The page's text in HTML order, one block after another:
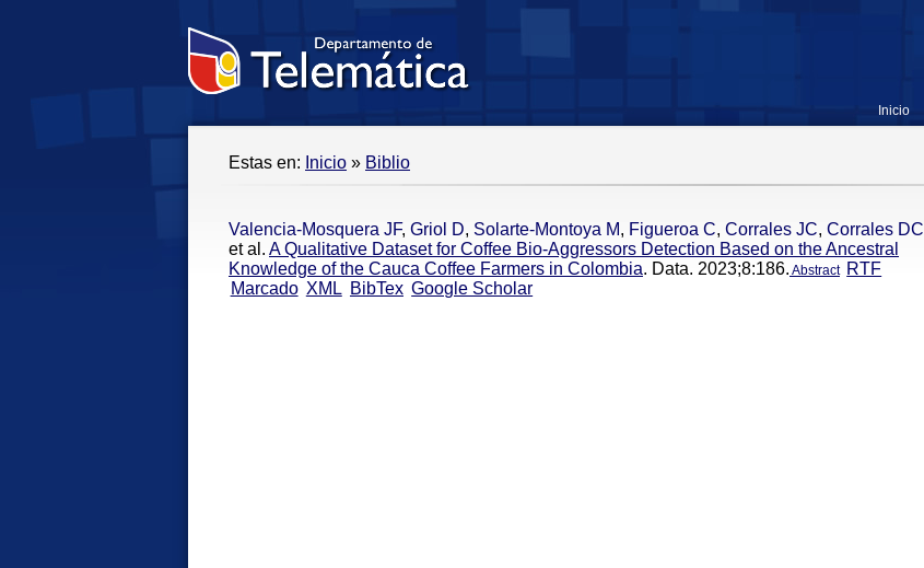
Inicio
Estas en: Inicio » Biblio
Valencia-Mosquera JF, Griol D, Solarte-Montoya M, Figueroa C, Corrales JC, Corrales DC
et al. A Qualitative Dataset for Coffee Bio-Aggressors Detection Based on the Ancestral
Knowledge of the Cauca Coffee Farmers in Colombia. Data. 2023;8:186. Abstract RTF
Marcado XML BibTex Google Scholar